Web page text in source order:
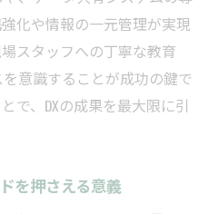
化や情報の一元管理が実現
スタッフへの丁寧な教育
意識することが成功の鍵で
で、DXの成果を最大限に引
を押さえる意義